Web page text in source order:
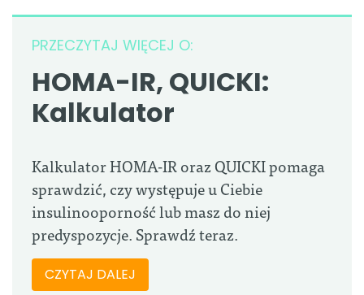
PRZECZYTAJ WIĘCEJ O:
HOMA-IR, QUICKI:
Kalkulator
Kalkulator HOMA-IR oraz QUICKI pomaga
sprawdzić, czy występuje u Ciebie
insulinooporność lub masz do niej
predyspozycje. Sprawdź teraz.
CZYTAJ DALEJ